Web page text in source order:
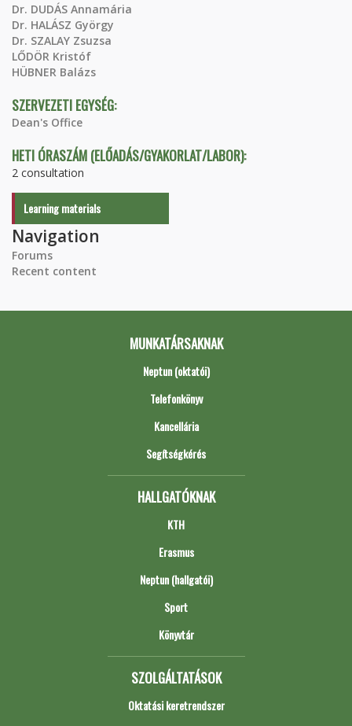
Dr. DUDÁS Annamária
Dr. HALÁSZ György
Dr. SZALAY Zsuzsa
LŐDÖR Kristóf
HÜBNER Balázs
SZERVEZETI EGYSÉG:
Dean's Office
HETI ÓRASZÁM (ELŐADÁS/GYAKORLAT/LABOR):
2 consultation
Learning materials
Navigation
Forums
Recent content
MUNKATÁRSAKNAK
Neptun (oktatói)
Telefonkönyv
Kancellária
Segítségkérés
HALLGATÓKNAK
KTH
Erasmus
Neptun (hallgatói)
Sport
Könyvtár
SZOLGÁLTATÁSOK
Oktatási keretrendszer